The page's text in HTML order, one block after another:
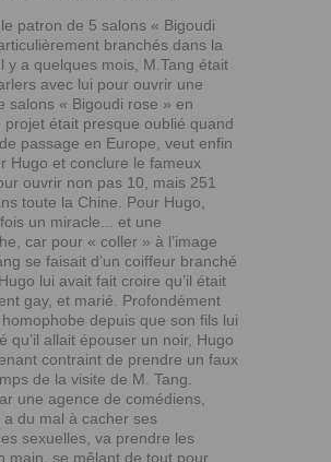
patron de 5 salons « Bigoudi
branchés dans la
y a quelques mois, M.Tang était
avec lui pour ouvrir une
salons « Bigoudi rose » en
projet était presque oublié quand
passage en Europe, veut enfin
Hugo et conclure le fameux
ouvrir non pas 10, mais 251
toute la Chine. Pour Hugo,
un miracle... et une
car pour « coller » à l’image
se faisait d’un coiffeur branché
lui avait fait croire qu’il était
gay, et marié. Profondément
depuis que son fils lui
qu’il allait épouser un noir, Hugo
contraint de prendre un faux
de la visite de M. Tang.
une agence de comédiens,
a du mal à cacher ses
sexuelles, va prendre les
main, se mêlant de tout pour